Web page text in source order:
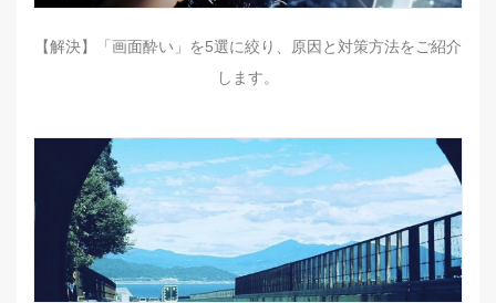
【解決】「画面酔い」を5選に絞り、原因と対策方法をご紹介
します。